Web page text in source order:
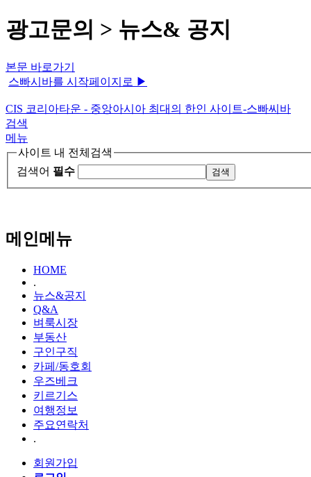
광고문의 > 뉴스& 공지
본문 바로가기
스빠시바를 시작페이지로 ▶
CIS 코리아타운 - 중앙아시아 최대의 한인 사이트-스빠씨바
검색
메뉴
사이트 내 전체검색
검색어 필수
메인메뉴
HOME
.
뉴스&공지
Q&A
벼룩시장
부동산
구인구직
카페/동호회
우즈베크
키르기스
여행정보
주요연락처
.
회원가입